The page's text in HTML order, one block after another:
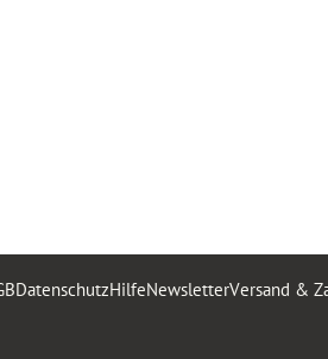
DatenschutzHilfeNewsletterVersand &